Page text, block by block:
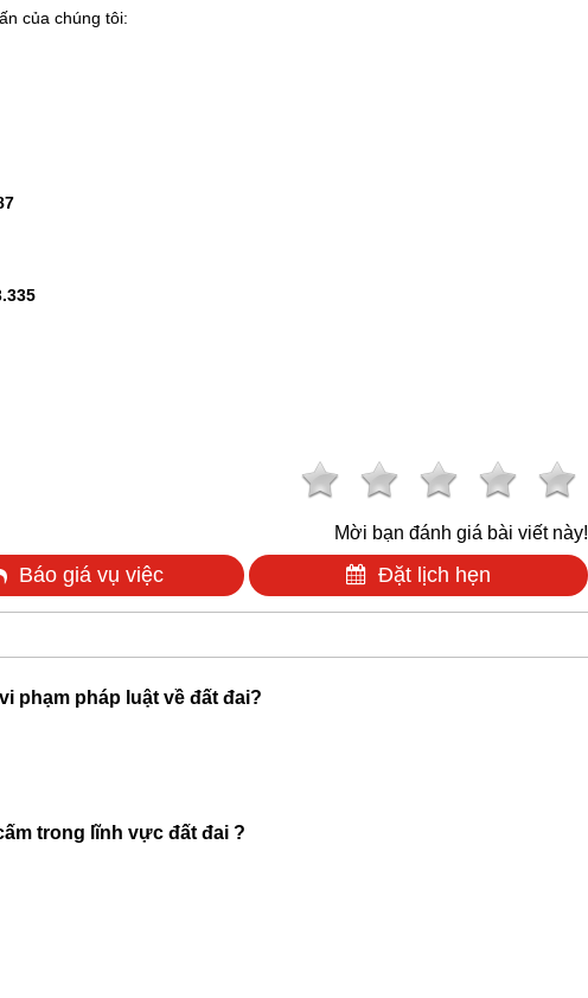
của chúng tôi:
Mời bạn đánh giá bài viết này!
Báo giá vụ việc Đặt lịch hẹn
phạm pháp luật về đất đai?
trong lĩnh vực đất đai ?